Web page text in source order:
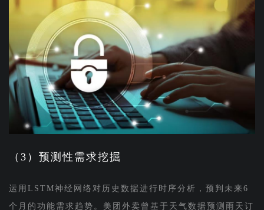
（3）预测性需求挖掘
运用LSTM神经网络对历史数据进行时序分析，预判未来6
个月的功能需求趋势。美团外卖曾基于天气数据预测雨天订